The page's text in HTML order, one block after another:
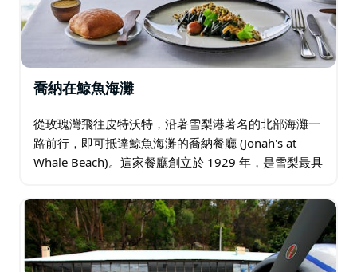
喬納在鯨魚海灘
從玫瑰灣飛往皮特沃特，沿著雪梨港著名的北部海灘一
路前行，即可抵達鯨魚海灘的喬納餐廳 (Jonah's at
Whale Beach)。這家餐廳創立於 1929 年，是雪梨最具
食，坐擁壯麗的太平洋海景…